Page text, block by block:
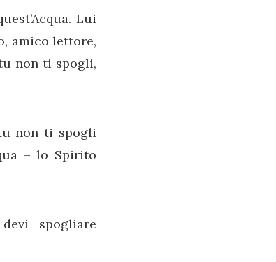
Lui
amico lettore,
non ti spogli,
non ti spogli
– lo Spirito
spogliare